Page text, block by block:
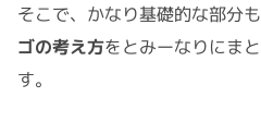
そこで、かなり基礎的な部分
ゴの考え方をとみーなりにま
す。